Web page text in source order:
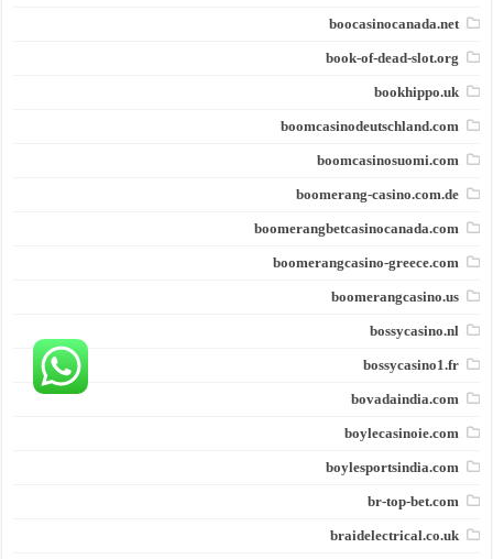
boocasinocanada.net
book-of-dead-slot.org
bookhippo.uk
boomcasinodeutschland.com
boomcasinosuomi.com
boomerang-casino.com.de
boomerangbetcasinocanada.com
boomerangcasino-greece.com
boomerangcasino.us
bossycasino.nl
bossycasino1.fr
bovadaindia.com
boylecasinoie.com
boylesportsindia.com
br-top-bet.com
braidelectrical.co.uk